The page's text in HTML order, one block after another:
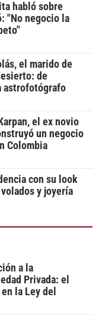
habló sobre
"No negocio la
el marido de
de
astrofotógrafo
el ex novio
un negocio
Colombia
con su look
y joyería
a la
Privada: el
la Ley del